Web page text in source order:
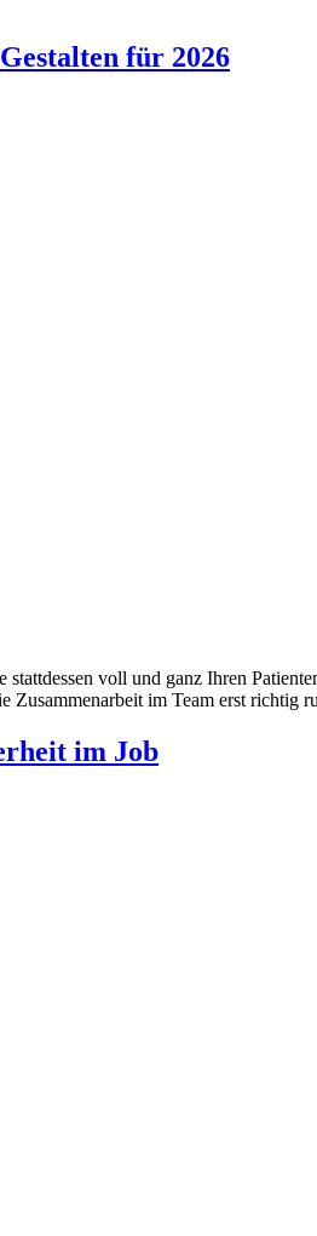
für 2026
voll und ganz Ihren
Zusammenarbeit im Team erst richtig
im Job